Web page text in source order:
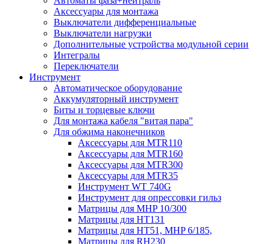
Аксессуары для монтажа
Выключатели дифференциальные
Выключатели нагрузки
Дополнительные устройства модульной серии
Интегралы
Переключатели
Инструмент
Автоматическое оборудование
Аккумуляторный инструмент
Биты и торцевые ключи
Для монтажа кабеля "витая пара"
Для обжима наконечников
Аксессуары для MTR110
Аксессуары для MTR160
Аксессуары для MTR300
Аксессуары для MTR35
Инструмент WT 740G
Инструмент для опрессовки гильз
Матрицы для MHP 10/300
Матрицы для НТ131
Матрицы для НТ51, MHP 6/185,
Матрицы для RH230